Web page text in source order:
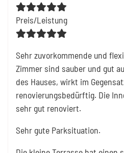
Preis/Leistung
Sehr zuvorkommende und
Zimmer sind sauber und gut
des Hauses, wirkt im
renovierungsbedürftig. Die
sehr gut renoviert.
Sehr gute Parksituation.